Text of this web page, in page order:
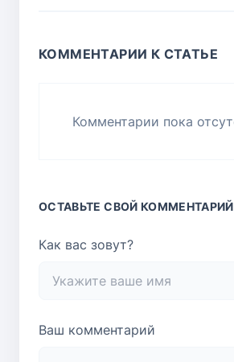
КОММЕНТАРИИ К СТАТЬЕ
Комментарии пока
ОСТАВЬТЕ СВОЙ КОММЕНТАРИЙ
Как вас зовут?
Ваш комментарий